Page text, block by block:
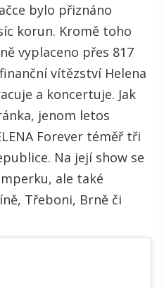
bylo přiznáno
korun. Kromě toho
vyplaceno přes 817
vítězství Helena
a koncertuje. Jak
jenom letos
Forever téměř tři
Na její show se
ale také
Třeboni, Brně či